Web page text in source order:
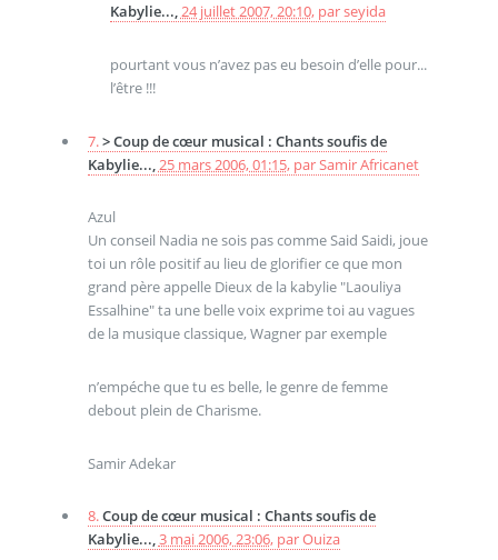
Kabylie...,24 juillet 2007, 20:10, parseyida
pourtant vous n’avez pas eu besoin d’elle pour...
l’être !!!
7.> Coup de cœur musical : Chants soufis de
Kabylie...,25 mars 2006, 01:15, parSamir Africanet
Azul
Un conseil Nadia ne sois pas comme Said Saidi, joue
toi un rôle positif au lieu de glorifier ce que mon
grand père appelle Dieux de la kabylie "Laouliya
Essalhine" ta une belle voix exprime toi au vagues
de la musique classique, Wagner par exemple
n’empéche que tu es belle, le genre de femme
debout plein de Charisme.
Samir Adekar
8.Coup de cœur musical : Chants soufis de
Kabylie...,3 mai 2006, 23:06, parOuiza